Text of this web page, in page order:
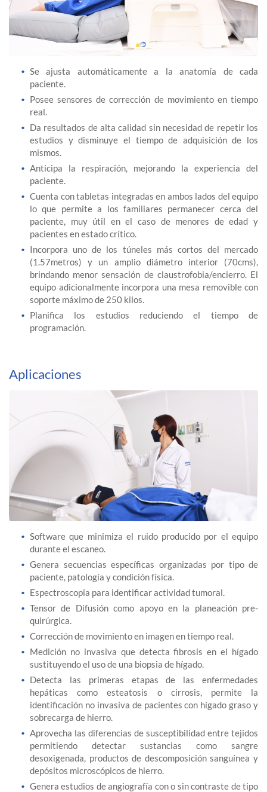
Se ajusta automáticamente a la anatomía de cada
paciente.
Posee sensores de corrección de movimiento en tiempo
real.
Da resultados de alta calidad sin necesidad de repetir los
estudios y disminuye el tiempo de adquisición de los
mismos.
Anticipa la respiración, mejorando la experiencia del
paciente.
Cuenta con tabletas integradas en ambos lados del equipo
lo que permite a los familiares permanecer cerca del
paciente, muy útil en el caso de menores de edad y
pacientes en estado crítico.
Incorpora uno de los túneles más cortos del mercado
(1.57metros) y un amplio diámetro interior (70cms),
brindando menor sensación de claustrofobia/encierro. El
equipo adicionalmente incorpora una mesa removible con
soporte máximo de 250 kilos.
Planifica los estudios reduciendo el tiempo de
programación.
Aplicaciones
Software que minimiza el ruido producido por el equipo
durante el escaneo.
Genera secuencias específicas organizadas por tipo de
paciente, patología y condición física.
Espectroscopia para identificar actividad tumoral.
Tensor de Difusión como apoyo en la planeación pre-
quirúrgica.
Corrección de movimiento en imagen en tiempo real.
Medición no invasiva que detecta fibrosis en el hígado
sustituyendo el uso de una biopsia de hígado.
Detecta las primeras etapas de las enfermedades
hepáticas como esteatosis o cirrosis, permite la
identificación no invasiva de pacientes con hígado graso y
sobrecarga de hierro.
Aprovecha las diferencias de susceptibilidad entre tejidos
permitiendo detectar sustancias como sangre
desoxigenada, productos de descomposición sanguínea y
depósitos microscópicos de hierro.
Genera estudios de angiografía con o sin contraste de tipo